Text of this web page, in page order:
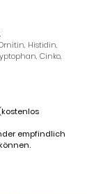
Histidin,
Cinko,
empfindlich